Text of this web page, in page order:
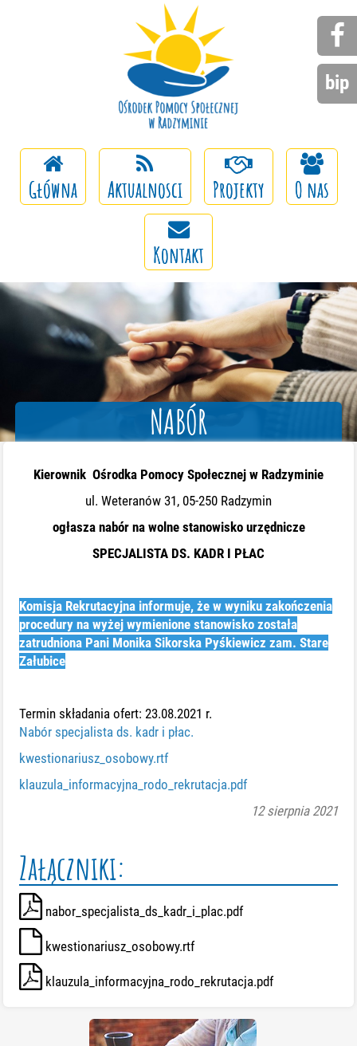
Główna Aktualnosci Projekty O nas
Kontakt
bip
NABÓR
Kierownik Ośrodka Pomocy Społecznej w Radzyminie
ul. Weteranów 31, 05-250 Radzymin
ogłasza nabór na wolne stanowisko urzędnicze
SPECJALISTA DS. KADR I PŁAC
Komisja Rekrutacyjna informuje, że w wyniku zakończenia
procedury na wyżej wymienione stanowisko została
zatrudniona Pani Monika Sikorska Pyśkiewicz zam. Stare
Załubice
Termin składania ofert: 23.08.2021 r.
Nabór specjalista ds. kadr i płac.
kwestionariusz_osobowy.rtf
klauzula_informacyjna_rodo_rekrutacja.pdf
12 sierpnia 2021
Załączniki:
nabor_specjalista_ds_kadr_i_plac.pdf
kwestionariusz_osobowy.rtf
klauzula_informacyjna_rodo_rekrutacja.pdf